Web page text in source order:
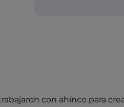
con ahínco para